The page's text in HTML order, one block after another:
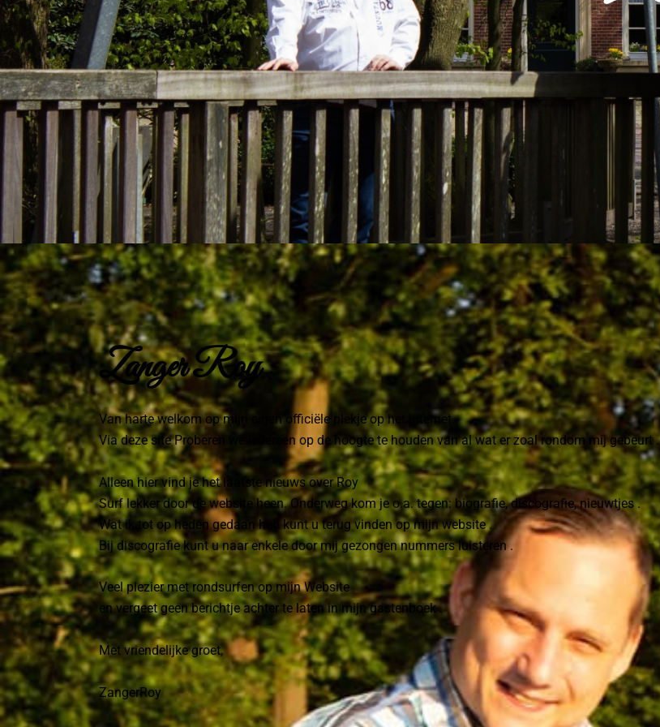
Zanger Roy
Van harte welkom op mijn eigen officiële plekje op het internet.
Via deze site Proberen we iedereen op de hoogte te houden van al wat er zoal rondom mij gebeurt .
Alleen hier vind je het laatste nieuws over Roy
Surf lekker door de website heen. Onderweg kom je o.a. tegen: biografie, discografie, nieuwtjes .
Wat ik tot op heden gedaan heb kunt u terug vinden op mijn website .
Bij discografie kunt u naar enkele door mij gezongen nummers luisteren .
Veel plezier met rondsurfen op mijn Website
en vergeet geen berichtje achter te laten in mijn gastenboek .
Met vriendelijke groet,
ZangerRoy